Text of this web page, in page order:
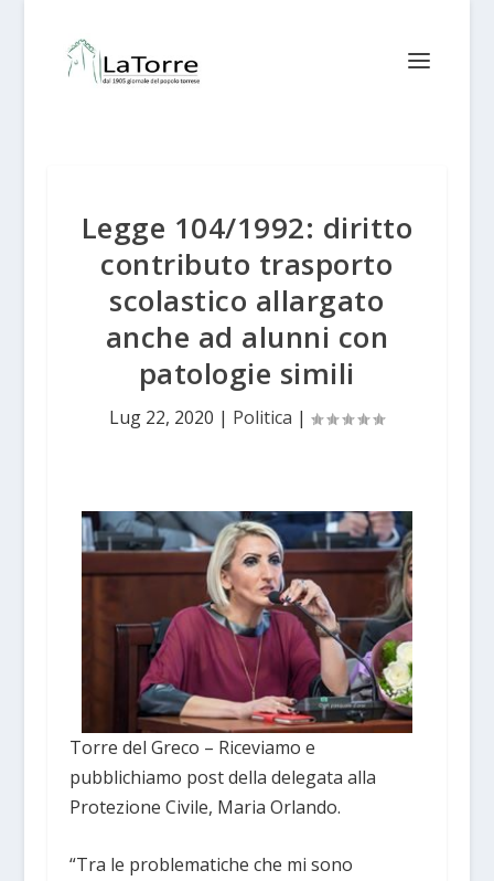
Legge 104/1992: diritto
contributo trasporto
scolastico allargato
anche ad alunni con
patologie simili
Lug 22, 2020 | Politica |
Torre del Greco – Riceviamo e
pubblichiamo post della delegata alla
Protezione Civile, Maria Orlando.
“Tra le problematiche che mi sono